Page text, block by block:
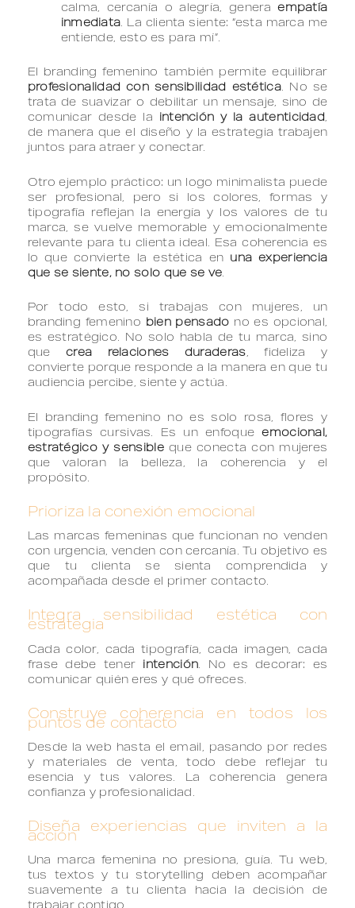
calma, cercanía o alegría, generaempatía
inmediata. La clienta siente: “esta marca me
entiende, esto es para mí”.
El branding femenino también permite equilibrar
profesionalidad con sensibilidad estética. No se
trata de suavizar o debilitar un mensaje, sino de
comunicar desde la intención y la autenticidad,
de manera que el diseño y la estrategia trabajen
juntos para atraer y conectar.
Otro ejemplo práctico: un logo minimalista puede
ser profesional, pero si los colores, formas y
tipografía reflejan la energía y los valores de tu
marca, se vuelve memorable y emocionalmente
relevante para tu clienta ideal. Esa coherencia es
lo que convierte la estética en una experiencia
que se siente, no solo que se ve.
Por todo esto, si trabajas con mujeres, un
branding femenino bien pensado no es opcional,
es estratégico. No solo habla de tu marca, sino
que crea relaciones duraderas, fideliza y
convierte porque responde a la manera en que tu
audiencia percibe, siente y actúa.
El branding femenino no es solo rosa, flores y
tipografías cursivas. Es un enfoqueemocional,
estratégico y sensibleque conecta con mujeres
que valoran la belleza, la coherencia y el
propósito.
Prioriza la conexión emocional
Las marcas femeninas que funcionan no venden
con urgencia, venden con cercanía. Tu objetivo es
que tu clienta se sienta comprendida y
acompañada desde el primer contacto.
Integra sensibilidad estética con
estrategia
Cada color, cada tipografía, cada imagen, cada
frase debe tener intención. No es decorar: es
comunicar quién eres y qué ofreces.
Construye coherencia en todos los
puntos de contacto
Desde la web hasta el email, pasando por redes
y materiales de venta, todo debe reflejar tu
esencia y tus valores. La coherencia genera
confianza y profesionalidad.
Diseña experiencias que inviten a la
acción
Una marca femenina no presiona, guía. Tu web,
tus textos y tu storytelling deben acompañar
suavemente a tu clienta hacia la decisión de